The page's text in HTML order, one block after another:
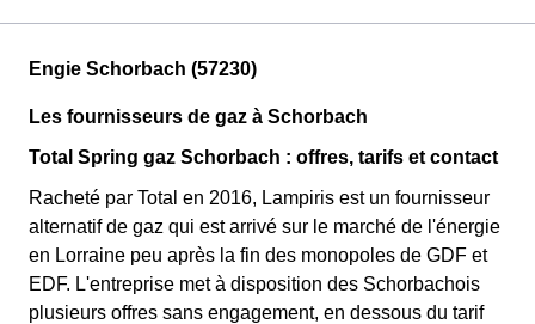
Engie Schorbach (57230)
Les fournisseurs de gaz à Schorbach
Total Spring gaz Schorbach : offres, tarifs et contact
Racheté par Total en 2016, Lampiris est un fournisseur
alternatif de gaz qui est arrivé sur le marché de l'énergie
en Lorraine peu après la fin des monopoles de GDF et
EDF. L'entreprise met à disposition des Schorbachois
plusieurs offres sans engagement, en dessous du tarif